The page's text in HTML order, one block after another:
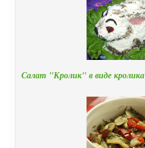
Салат "Кролик" в виде кролика